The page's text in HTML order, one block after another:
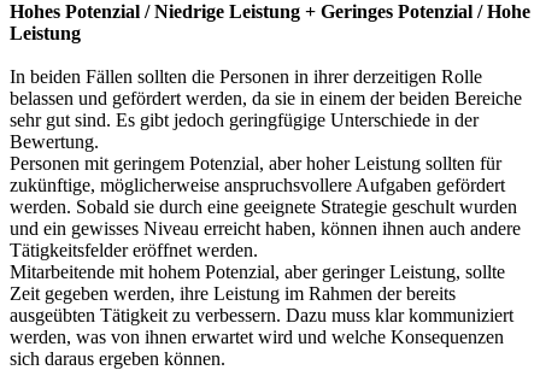
Hohes Potenzial / Niedrige Leistung + Geringes Potenzial / Hohe
Leistung
In beiden Fällen sollten die Personen in ihrer derzeitigen Rolle
belassen und gefördert werden, da sie in einem der beiden Bereiche
sehr gut sind. Es gibt jedoch geringfügige Unterschiede in der
Bewertung.
Personen mit geringem Potenzial, aber hoher Leistung sollten für
zukünftige, möglicherweise anspruchsvollere Aufgaben gefördert
werden. Sobald sie durch eine geeignete Strategie geschult wurden
und ein gewisses Niveau erreicht haben, können ihnen auch andere
Tätigkeitsfelder eröffnet werden.
Mitarbeitende mit hohem Potenzial, aber geringer Leistung, sollte
Zeit gegeben werden, ihre Leistung im Rahmen der bereits
ausgeübten Tätigkeit zu verbessern. Dazu muss klar kommuniziert
werden, was von ihnen erwartet wird und welche Konsequenzen
sich daraus ergeben können.